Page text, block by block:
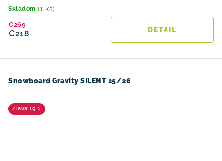
Skladom (1 ks)
€218
€269
DETAIL
Snowboard Gravity SILENT 25/26
19 %